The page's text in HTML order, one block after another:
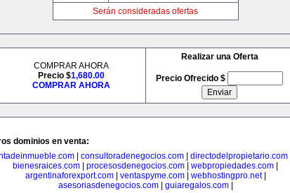
Serán consideradas ofertas
COMPRAR AHORA
Precio $1,680.00
COMPRAR AHORA
Realizar una Oferta
Precio Ofrecido $
dominios en venta:
| consultoradenegocios.com| directodelpropietario.com|
bienesraices.com
procesosdenegocios.com webpropiedades.com
argentinaforexport.com| ventaspyme.com| webhostingpro.net|
asesoriasdenegocios.com| guiaregalos.com|